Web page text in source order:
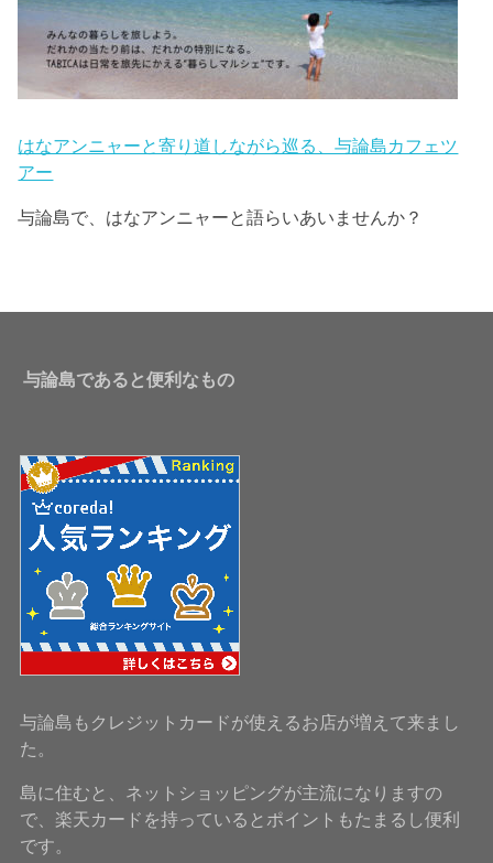
はなアンニャーと寄り道しながら巡る、与論島カフェツ
アー
与論島で、はなアンニャーと語らいあいませんか？
与論島であると便利なもの
与論島もクレジットカードが使えるお店が増えて来まし
た。
島に住むと、ネットショッピングが主流になりますの
で、楽天カードを持っているとポイントもたまるし便利
です。